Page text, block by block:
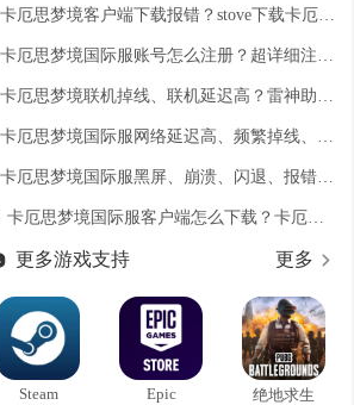
卡厄思梦境客户端下载报错？stove下载卡厄思梦境客户端成功教程
卡厄思梦境国际服账号怎么注册？超详细注册教程分享
卡厄思梦境联机掉线、联机延迟高？雷神助力稳定联机游玩卡厄思梦境
卡厄思梦境国际服网络延迟高、频繁掉线、画面掉帧的超详细解决办法
卡厄思梦境国际服黑屏、崩溃、闪退、报错的高效解决教程分享
卡厄思梦境国际服客户端怎么下载？卡厄思梦境（国际服）100%成功的下载教程分享
更多游戏支持 更多
Steam Epic 绝地求生